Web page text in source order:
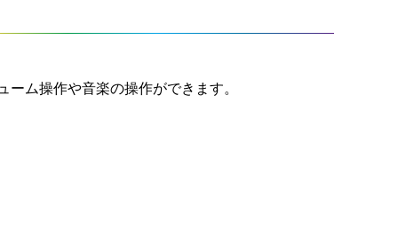
ム操作や音楽の操作ができます。